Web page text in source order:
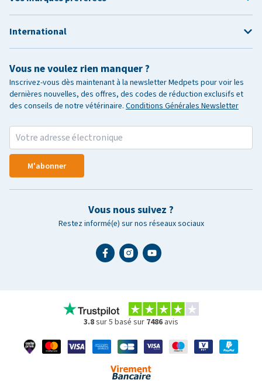
Vous ne voulez rien manquer ?
Inscrivez-vous dès maintenant à la newsletter Medpets pour voir les
dernières nouvelles, des offres, des codes de réduction exclusifs et
des conseils de notre vétérinaire. Conditions Générales Newsletter
M'abonner
Vous nous suivez ?
Restez informé(e) sur nos réseaux sociaux
International
3.8sur 5 basé sur 7486 avis